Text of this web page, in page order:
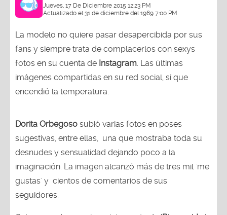
Jueves, 17 De Diciembre 2015 12:23 PM
Actualizado el 31 de diciembre del 1969 7:00 PM
La modelo no quiere pasar desapercibida por sus
fans y siempre trata de complacerlos con sexys
fotos en su cuenta de Instagram . Las últimas
imágenes compartidas en su red social, sí que
encendió la temperatura.
Dorita Orbegoso subió varias fotos en poses
sugestivas, entre ellas, una que mostraba toda su
desnudes y sensualidad dejando poco a la
imaginación. La imagen alcanzó más de tres mil 'me
gustas' y cientos de comentarios de sus
seguidores.